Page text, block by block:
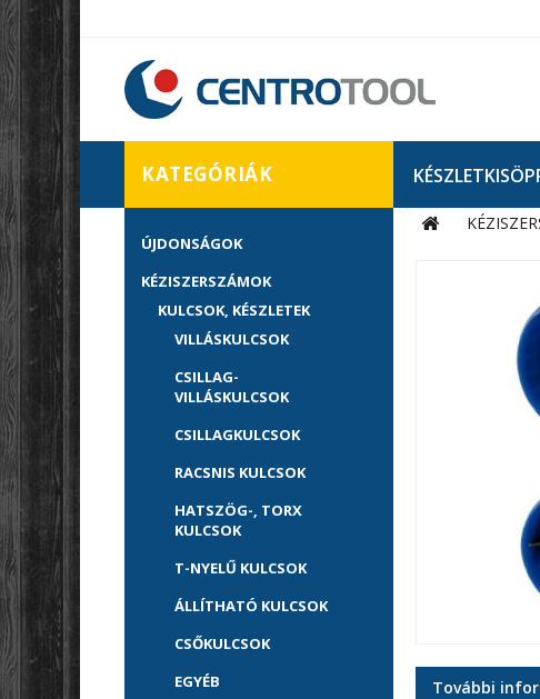
KATEGÓRIÁK
ÚJDONSÁGOK
KÉZISZERSZÁMOK
KULCSOK, KÉSZLETEK
VILLÁSKULCSOK
CSILLAG-
VILLÁSKULCSOK
CSILLAGKULCSOK
RACSNIS KULCSOK
HATSZÖG-, TORX
KULCSOK
T-NYELŰ KULCSOK
ÁLLÍTHATÓ KULCSOK
CSŐKULCSOK
EGYÉB
További